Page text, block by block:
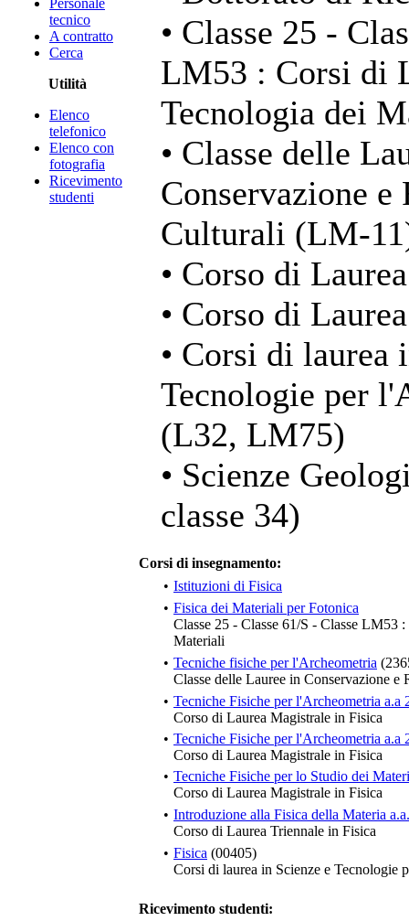
Personale
tecnico
A contratto
Cerca
Utilità
Elenco
telefonico
Elenco con
fotografia
Ricevimento
studenti
• Classe 25 -
LM53 : Corsi di
Tecnologia dei
• Classe delle
Conservazione e
Culturali (LM-
• Corso di
• Corso di
• Corsi di laurea
Tecnologie per
(L32, LM75)
• Scienze
classe 34)
Corsi di insegnamento:
• Istituzioni di Fisica
• Fisica dei Materiali per Fotonica
Classe 25 - Classe 61/S - Classe LM53
Materiali
• Tecniche fisiche per l'Archeometria
Classe delle Lauree in Conservazione
• Tecniche Fisiche per l'Archeometria a.a
Corso di Laurea Magistrale in Fisica
• Tecniche Fisiche per l'Archeometria a.a
Corso di Laurea Magistrale in Fisica
• Tecniche Fisiche per lo Studio dei
Corso di Laurea Magistrale in Fisica
• Introduzione alla Fisica della Materia
Corso di Laurea Triennale in Fisica
• Fisica (00405)
Corsi di laurea in Scienze e
Ricevimento studenti: